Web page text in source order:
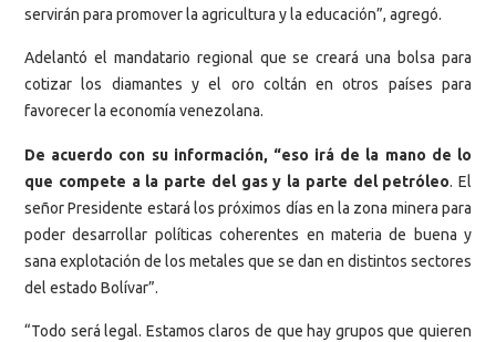
servirán para promover la agricultura y la educación”, agregó.
Adelantó el mandatario regional que se creará una bolsa para
cotizar los diamantes y el oro coltán en otros países para
favorecer la economía venezolana.
De acuerdo con su información, “eso irá de la mano de lo
que compete a la parte del gas y la parte del petróleo. El
señor Presidente estará los próximos días en la zona minera para
poder desarrollar políticas coherentes en materia de buena y
sana explotación de los metales que se dan en distintos sectores
del estado Bolívar”.
“Todo será legal. Estamos claros de que hay grupos que quieren